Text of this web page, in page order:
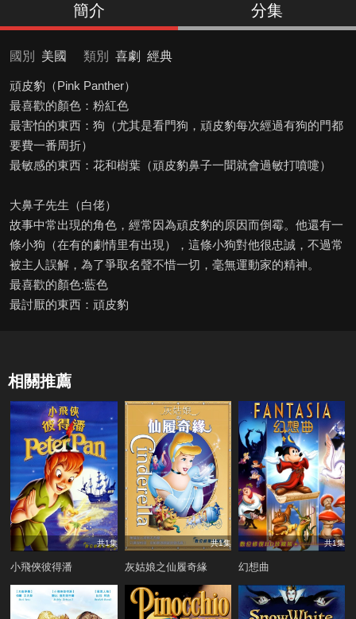
簡介 分集
國別 美國 類別 喜劇 經典
頑皮豹（Pink Panther）
最喜歡的顏色：粉紅色
最害怕的東西：狗（尤其是看門狗，頑皮豹每次經過有狗的門都
要費一番周折）
最敏感的東西：花和樹葉（頑皮豹鼻子一聞就會過敏打噴嚏）
大鼻子先生（白佬）
故事中常出現的角色，經常因為頑皮豹的原因而倒霉。他還有一
條小狗（在有的劇情里有出現），這條小狗對他很忠誠，不過常
被主人誤解，為了爭取名聲不惜一切，毫無運動家的精神。
最喜歡的顏色:藍色
最討厭的東西：頑皮豹
相關推薦
共1集
小飛俠彼得潘
共1集
灰姑娘之仙履奇緣
共1集
幻想曲